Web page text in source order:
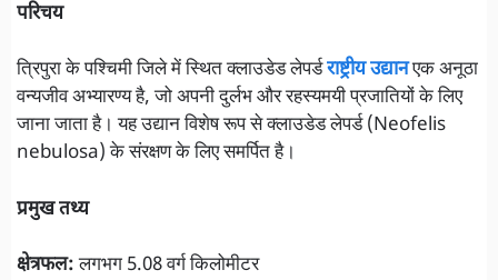
परिचय
त्रिपुरा के पश्चिमी जिले में स्थित क्लाउडेड लेपर्डराष्ट्रीय उद्यानएक अनूठा
वन्यजीव अभ्यारण्य है, जो अपनी दुर्लभ और रहस्यमयी प्रजातियों के लिए
जाना जाता है। यह उद्यान विशेष रूप से क्लाउडेड लेपर्ड (Neofelis
nebulosa) के संरक्षण के लिए समर्पित है।
प्रमुख तथ्य
क्षेत्रफल:लगभग 5.08 वर्ग किलोमीटर